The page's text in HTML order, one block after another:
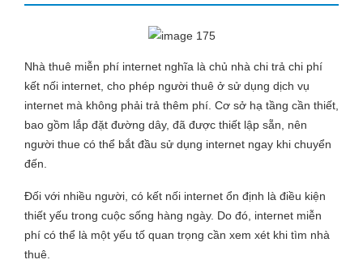
Nhà thuê miễn phí internet nghĩa là chủ nhà chi trả chi phí
kết nối internet, cho phép người thuê ở sử dụng dịch vụ
internet mà không phải trả thêm phí. Cơ sở hạ tầng cần thiết,
bao gồm lắp đặt đường dây, đã được thiết lập sẵn, nên
người thue có thể bắt đầu sử dụng internet ngay khi chuyển
đến.
Đối với nhiều người, có kết nối internet ổn định là điều kiện
thiết yếu trong cuộc sống hàng ngày. Do đó, internet miễn
phí có thể là một yếu tố quan trọng cần xem xét khi tìm nhà
thuê.